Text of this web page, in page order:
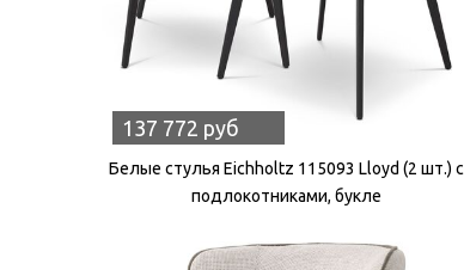
137 772 руб
Белые стулья Eichholtz 115093 Lloyd (2 шт.) с
подлокотниками, букле